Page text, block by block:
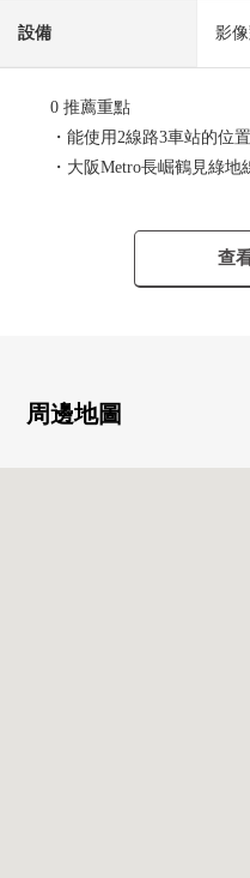
設備 影
0 推薦重點
・能使用2線路3車站的位置
・大阪Metro長崛鶴見綠
・大阪Metro長崛鶴見綠
・2014年6月建築Mansion
・25.8平方公尺的1K
查
周邊地圖